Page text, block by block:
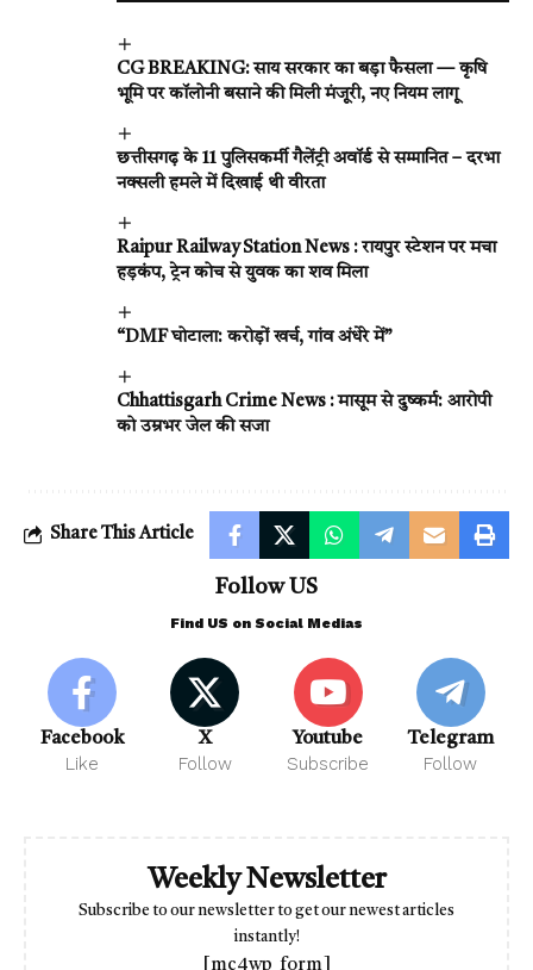
CG BREAKING: साय सरकार का बड़ा फैसला — कृषि
भूमि पर कॉलोनी बसाने की मिली मंजूरी, नए नियम लागू
छत्तीसगढ़ के 11 पुलिसकर्मी गैलेंट्री अवॉर्ड से सम्मानित – दरभा
नक्सली हमले में दिखाई थी वीरता
Raipur Railway Station News : रायपुर स्टेशन पर मचा
हड़कंप, ट्रेन कोच से युवक का शव मिला
“DMF घोटाला: करोड़ों खर्च, गांव अंधेरे में”
Chhattisgarh Crime News : मासूम से दुष्कर्म: आरोपी
को उम्रभर जेल की सजा
Share This Article
Follow US
Find US on Social Medias
Facebook
Like
X
Follow
Youtube
Subscribe
Telegram
Follow
Weekly Newsletter
Subscribe to our newsletter to get our newest articles
instantly!
[mc4wp_form]